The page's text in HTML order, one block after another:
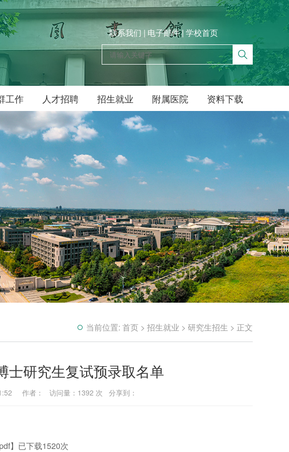
联系我们 | 电子邮件| 学校首页
工作 人才招聘 招生就业 附属医院 资料下载
当前位置: 首页 > 招生就业 > 研究生招生 > 正文
士研究生复试预录取名单
作者： 访问量： 1392 次 分享到：
】已下载1520次